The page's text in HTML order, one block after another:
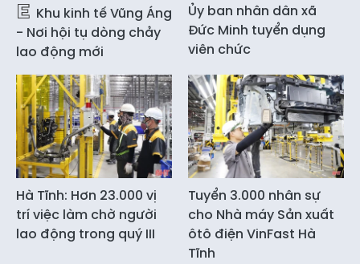
Khu kinh tế Vũng Áng
- Nơi hội tụ dòng chảy
lao động mới
Ủy ban nhân dân xã
Đức Minh tuyển dụng
viên chức
Hà Tĩnh: Hơn 23.000 vị
trí việc làm chờ người
lao động trong quý III
Tuyển 3.000 nhân sự
cho Nhà máy Sản xuất
ôtô điện VinFast Hà
Tĩnh